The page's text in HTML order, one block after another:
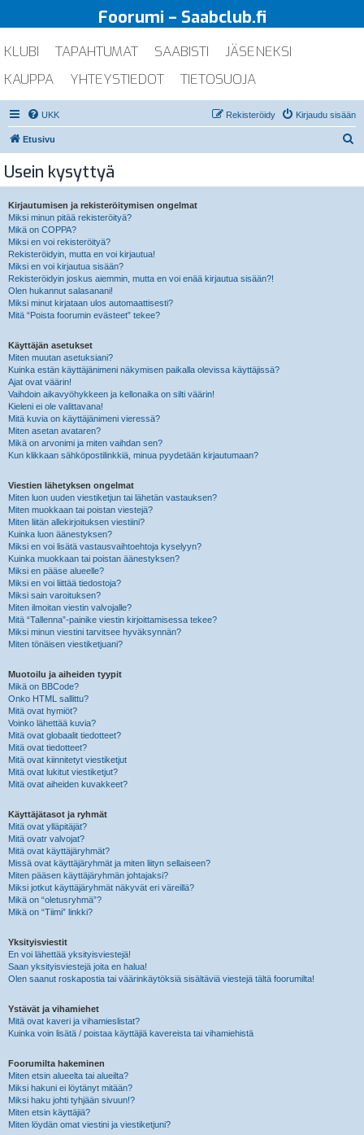
Foorumi – Saabclub.fi
KLUBI TAPAHTUMAT SAABISTI
JÄSENEKSI
KAUPPA
YHTEYSTIEDOT TIETOSUOJA
UKK Kirjaudu sisään
Rekisteröidy
Etusivu
Usein kysyttyä
Kirjautumisen ja rekisteröitymisen ongelmat
Miksi minun pitää rekisteröityä?
Mikä on COPPA?
Miksi en voi rekisteröityä?
Rekisteröidyin, mutta en voi kirjautua!
Miksi en voi kirjautua sisään?
Rekisteröidyin joskus aiemmin, mutta en voi enää kirjautua sisään?!
Olen hukannut salasanani!
Miksi minut kirjataan ulos automaattisesti?
Mitä “Poista foorumin evästeet” tekee?
Käyttäjän asetukset
Miten muutan asetuksiani?
Kuinka estän käyttäjänimeni näkymisen paikalla olevissa käyttäjissä?
Ajat ovat väärin!
Vaihdoin aikavyöhykkeen ja kellonaika on silti väärin!
Kieleni ei ole valittavana!
Mitä kuvia on käyttäjänimeni vieressä?
Miten asetan avataren?
Mikä on arvonimi ja miten vaihdan sen?
Kun klikkaan sähköpostilinkkiä, minua pyydetään kirjautumaan?
Viestien lähetyksen ongelmat
Miten luon uuden viestiketjun tai lähetän vastauksen?
Miten muokkaan tai poistan viestejä?
Miten liitän allekirjoituksen viestiini?
Kuinka luon äänestyksen?
Miksi en voi lisätä vastausvaihtoehtoja kyselyyn?
Kuinka muokkaan tai poistan äänestyksen?
Miksi en pääse alueelle?
Miksi en voi liittää tiedostoja?
Miksi sain varoituksen?
Miten ilmoitan viestin valvojalle?
Mitä “Tallenna”-painike viestin kirjoittamisessa tekee?
Miksi minun viestini tarvitsee hyväksynnän?
Miten tönäisen viestiketjuani?
Muotoilu ja aiheiden tyypit
Mikä on BBCode?
Onko HTML sallittu?
Mitä ovat hymiöt?
Voinko lähettää kuvia?
Mitä ovat globaalit tiedotteet?
Mitä ovat tiedotteet?
Mitä ovat kiinnitetyt viestiketjut
Mitä ovat lukitut viestiketjut?
Mitä ovat aiheiden kuvakkeet?
Käyttäjätasot ja ryhmät
Mitä ovat ylläpitäjät?
Mitä ovatr valvojat?
Mitä ovat käyttäjäryhmät?
Missä ovat käyttäjäryhmät ja miten liityn sellaiseen?
Miten pääsen käyttäjäryhmän johtajaksi?
Miksi jotkut käyttäjäryhmät näkyvät eri väreillä?
Mikä on “oletusryhmä”?
Mikä on “Tiimi” linkki?
Yksityisviestit
En voi lähettää yksityisviestejä!
Saan yksityisviestejä joita en halua!
Olen saanut roskapostia tai väärinkäytöksiä sisältäviä viestejä tältä foorumilta!
Ystävät ja vihamiehet
Mitä ovat kaveri ja vihamieslistat?
Kuinka voin lisätä / poistaa käyttäjiä kavereista tai vihamiehistä
Foorumilta hakeminen
Miten etsin alueelta tai alueilta?
Miksi hakuni ei löytänyt mitään?
Miksi haku johti tyhjään sivuun!?
Miten etsin käyttäjiä?
Miten löydän omat viestini ja viestiketjuni?